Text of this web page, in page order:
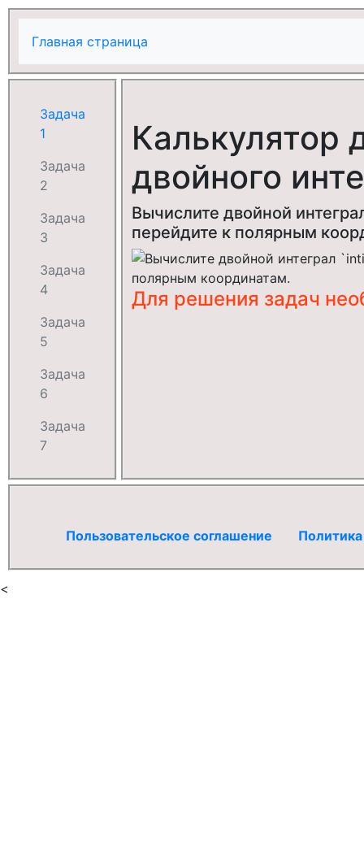
Главная страница
Калькулятор
двойного
Вычислите двойной
перейдите к полярным
Для решения задач
Задача
1
Задача
2
Задача
3
Задача
4
Задача
5
Задача
6
Задача
7
Пользовательское соглашение
<